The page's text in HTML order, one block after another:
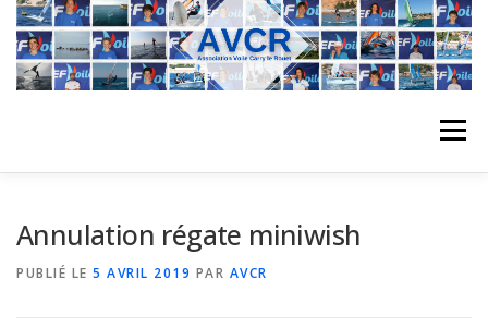
Aller
contenu
Menu
Annulation régate miniwish
PUBLIÉ LE 5 AVRIL 2019 PAR AVCR